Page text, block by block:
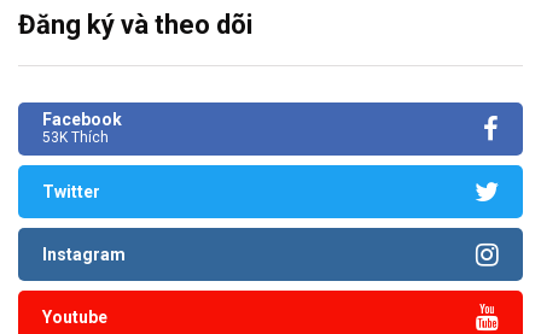
Đăng ký và theo dõi
Facebook
53K Thích
Twitter
Instagram
Youtube